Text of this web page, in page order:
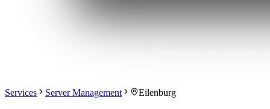
Services Server Management Eilenburg